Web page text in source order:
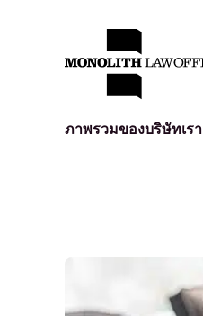
ภาพรวมของบริษัทเรา
การตรวจสอบโฆ